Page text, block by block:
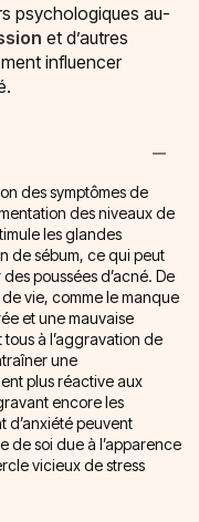
psychologiques au-
et d’autres
influencer
des symptômes de
des niveaux de
les glandes
de sébum, ce qui peut
poussées d’acné. De
vie, comme le manque
et une mauvaise
à l’aggravation de
une
plus réactive aux
encore les
d’anxiété peuvent
de soi due à l’apparence
vicieux de stress